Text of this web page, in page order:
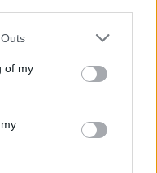
one or more Google
You may click to
its third-party tags to
in below Google
of my
στη φωτογραφία;
2026